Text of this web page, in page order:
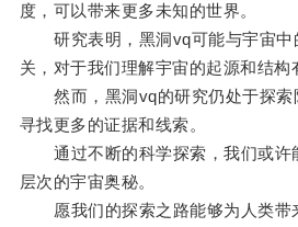
度，可以带来更多未知的世界。
研究表明，黑洞vq可能与宇宙中
关，对于我们理解宇宙的起源和结构
然而，黑洞vq的研究仍处于探索
寻找更多的证据和线索。
通过不断的科学探索，我们或许
层次的宇宙奥秘。
愿我们的探索之路能够为人类带